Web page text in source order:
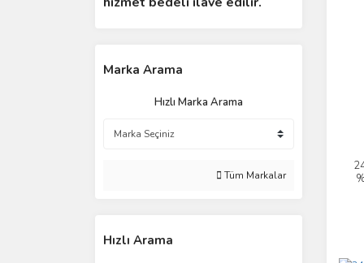
Marka Arama
Hızlı Marka Arama
Tüm Markalar
Hızlı Arama